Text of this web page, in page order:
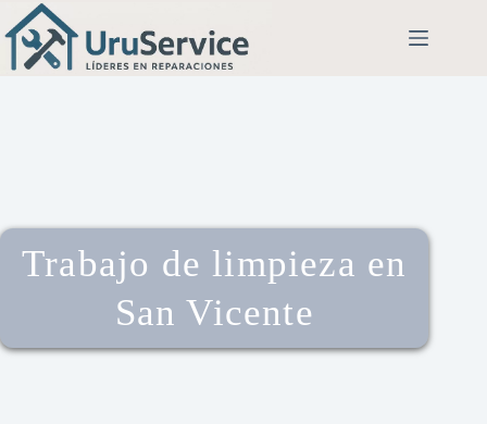
Trabajo de limpieza en
San Vicente